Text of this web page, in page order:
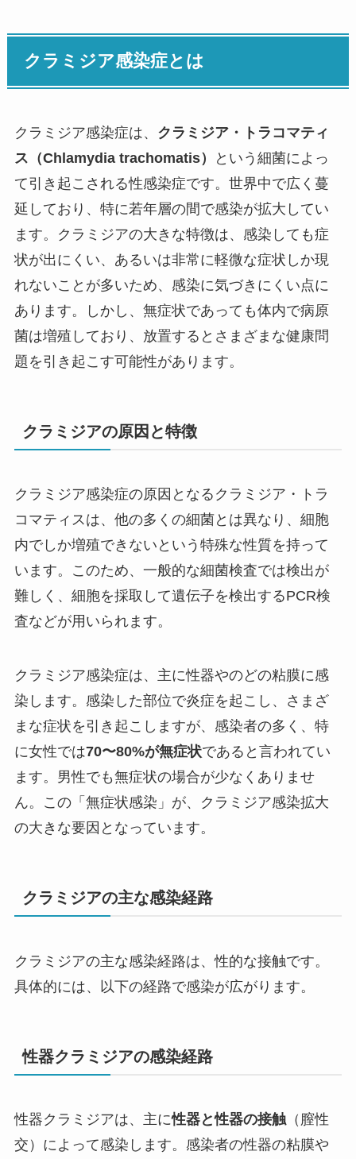
クラミジア感染症とは
クラミジア感染症は、 クラミジア・トラコマティ
ス（Chlamydia trachomatis）
という細菌によっ
て引き起こされる性感染症です。世界中で広く蔓
延しており、特に若年層の間で感染が拡大してい
ます。クラミジアの大きな特徴は、感染しても症
状が出にくい、あるいは非常に軽微な症状しか現
れないことが多いため、感染に気づきにくい点に
あります。しかし、無症状であっても体内で病原
菌は増殖しており、放置するとさまざまな健康問
題を引き起こす可能性があります。
クラミジアの原因と特徴
クラミジア感染症の原因となるクラミジア・トラ
コマティスは、他の多くの細菌とは異なり、細胞
内でしか増殖できないという特殊な性質を持って
います。このため、一般的な細菌検査では検出が
難しく、細胞を採取して遺伝子を検出するPCR検
査などが用いられます。
クラミジア感染症は、主に性器やのどの粘膜に感
染します。感染した部位で炎症を起こし、さまざ
まな症状を引き起こしますが、感染者の多く、特
に女性では70〜80%が無症状であると言われてい
ます。男性でも無症状の場合が少なくありませ
ん。この「無症状感染」が、クラミジア感染拡大
の大きな要因となっています。
クラミジアの主な感染経路
クラミジアの主な感染経路は、性的な接触です。
具体的には、以下の経路で感染が広がります。
性器クラミジアの感染経路
性器クラミジアは、主に性器と性器の接触（膣性
交）によって感染します。感染者の性器の粘膜や